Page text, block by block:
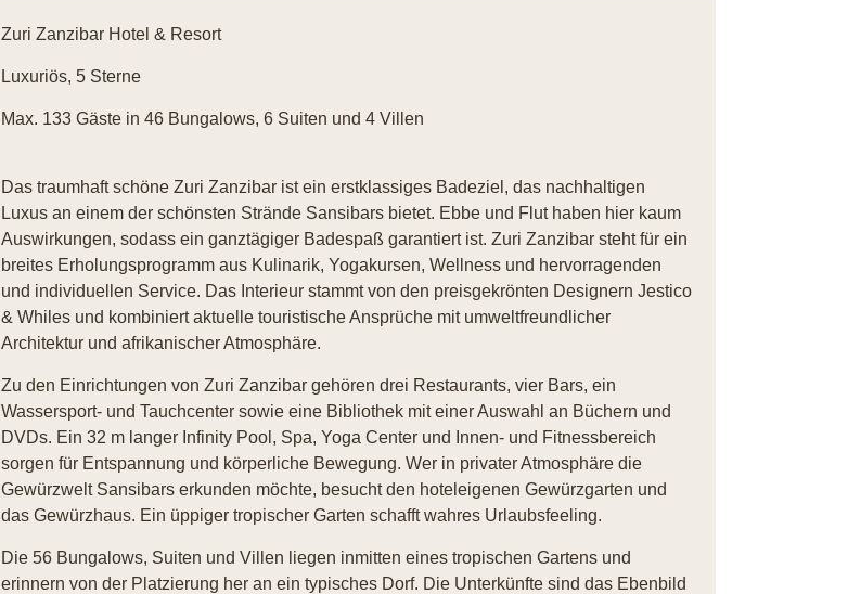
Zuri Zanzibar Hotel & Resort
Luxuriös, 5 Sterne
Max. 133 Gäste in 46 Bungalows, 6 Suiten und 4 Villen
Das traumhaft schöne Zuri Zanzibar ist ein erstklassiges Badeziel, das nachhaltigen
Luxus an einem der schönsten Strände Sansibars bietet. Ebbe und Flut haben hier kaum
Auswirkungen, sodass ein ganztägiger Badespaß garantiert ist. Zuri Zanzibar steht für ein
breites Erholungsprogramm aus Kulinarik, Yogakursen, Wellness und hervorragenden
und individuellen Service. Das Interieur stammt von den preisgekrönten Designern Jestico
& Whiles und kombiniert aktuelle touristische Ansprüche mit umweltfreundlicher
Architektur und afrikanischer Atmosphäre.
Zu den Einrichtungen von Zuri Zanzibar gehören drei Restaurants, vier Bars, ein
Wassersport- und Tauchcenter sowie eine Bibliothek mit einer Auswahl an Büchern und
DVDs. Ein 32 m langer Infinity Pool, Spa, Yoga Center und Innen- und Fitnessbereich
sorgen für Entspannung und körperliche Bewegung. Wer in privater Atmosphäre die
Gewürzwelt Sansibars erkunden möchte, besucht den hoteleigenen Gewürzgarten und
das Gewürzhaus. Ein üppiger tropischer Garten schafft wahres Urlaubsfeeling.
Die 56 Bungalows, Suiten und Villen liegen inmitten eines tropischen Gartens und
erinnern von der Platzierung her an ein typisches Dorf. Die Unterkünfte sind das Ebenbild